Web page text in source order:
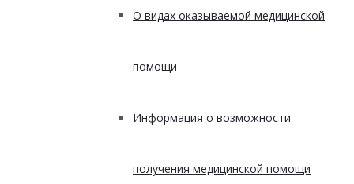
О видах оказываемой медицинской
помощи
Информация о возможности
получения медицинской помощи